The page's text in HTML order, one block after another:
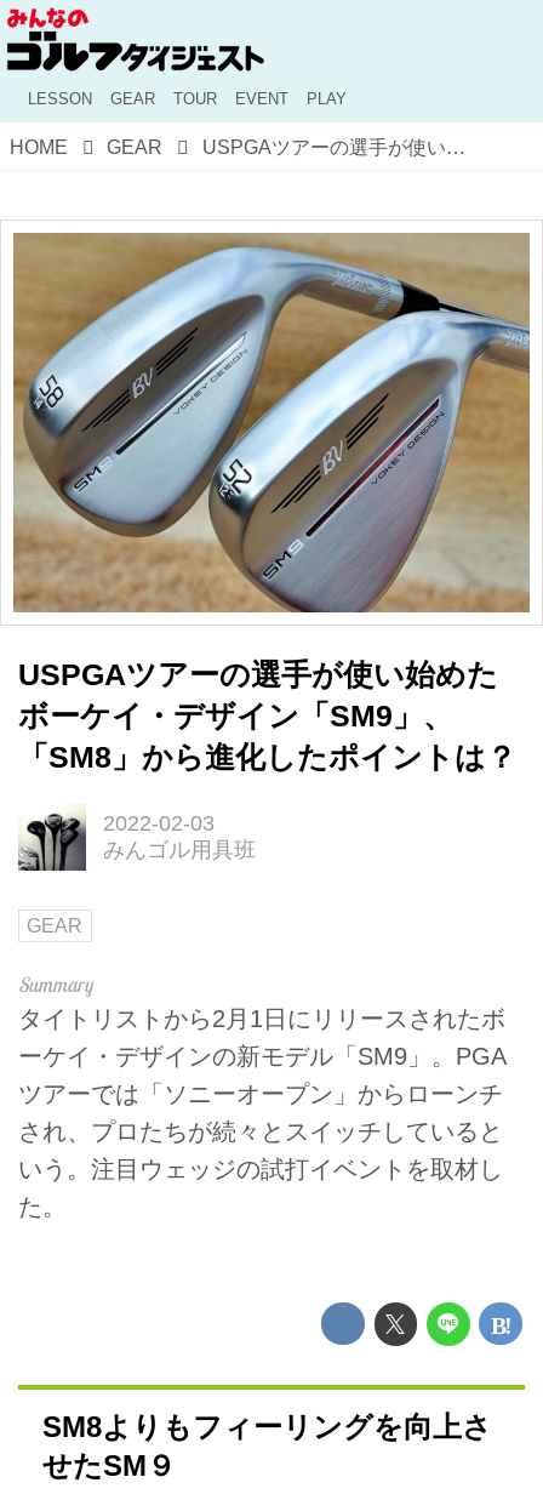
LESSON GEAR TOUR EVENT PLAY
HOME GEAR USPGAツアーの選手が使い始めたボーケイ・デザイン「SM9」、「SM8」から進化したポイントは？
USPGAツアーの選手が使い始めた
ボーケイ・デザイン「SM9」、
「SM8」から進化したポイントは？
2022-02-03
みんゴル用具班
GEAR
タイトリストから2月1日にリリースされたボ
ーケイ・デザインの新モデル「SM9」。PGA
ツアーでは「ソニーオープン」からローンチ
され、プロたちが続々とスイッチしていると
いう。注目ウェッジの試打イベントを取材し
た。
SM8よりもフィーリングを向上さ
せたSM９